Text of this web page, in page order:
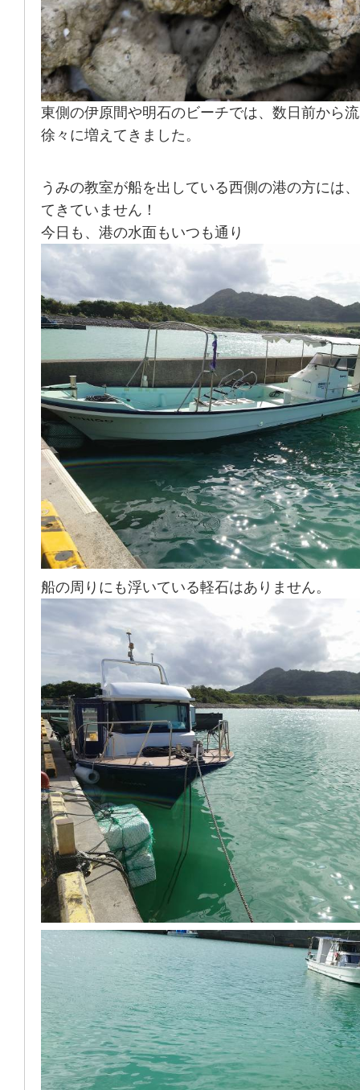
東側の伊原間や明石のビーチでは、数日前から
徐々に増えてきました。
うみの教室が船を出している西側の港の方には
てきていません！
今日も、港の水面もいつも通り
船の周りにも浮いている軽石はありません。